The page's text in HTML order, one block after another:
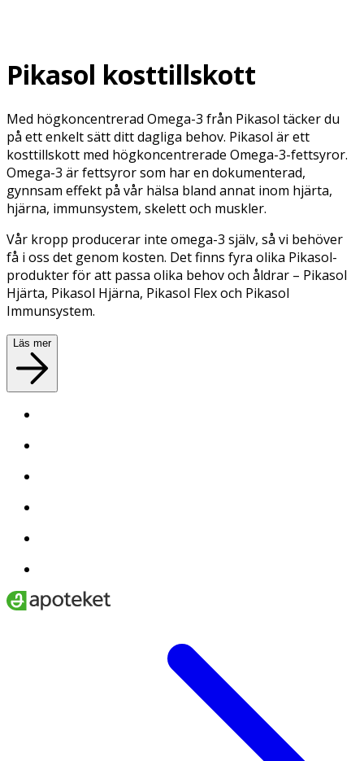
Pikasol kosttillskott
Med högkoncentrerad Omega-3 från Pikasol täcker du
på ett enkelt sätt ditt dagliga behov. Pikasol är ett
kosttillskott med högkoncentrerade Omega-3-fettsyror.
Omega-3 är fettsyror som har en dokumenterad,
gynnsam effekt på vår hälsa bland annat inom hjärta,
hjärna, immunsystem, skelett och muskler.
Vår kropp producerar inte omega-3 själv, så vi behöver
få i oss det genom kosten. Det finns fyra olika Pikasol-
produkter för att passa olika behov och åldrar – Pikasol
Hjärta, Pikasol Hjärna, Pikasol Flex och Pikasol
Immunsystem.
Läs mer